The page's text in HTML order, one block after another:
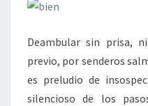
Deambular sin prisa,
previo, por senderos
es preludio de
silencioso de los